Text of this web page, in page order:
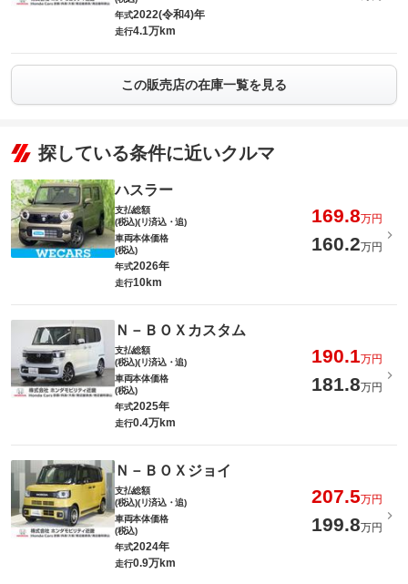
年式2022(令和4)年
走行4.1万km
この販売店の在庫一覧を見る
探している条件に近いクルマ
ハスラー
支払総額
(税込)(リ済込・追)
169.8万円
車両本体価格
(税込)
160.2万円
年式2026年
走行10km
Ｎ－ＢＯＸカスタム
支払総額
(税込)(リ済込・追)
190.1万円
車両本体価格
(税込)
181.8万円
年式2025年
走行0.4万km
Ｎ－ＢＯＸジョイ
支払総額
(税込)(リ済込・追)
207.5万円
車両本体価格
(税込)
199.8万円
年式2024年
走行0.9万km